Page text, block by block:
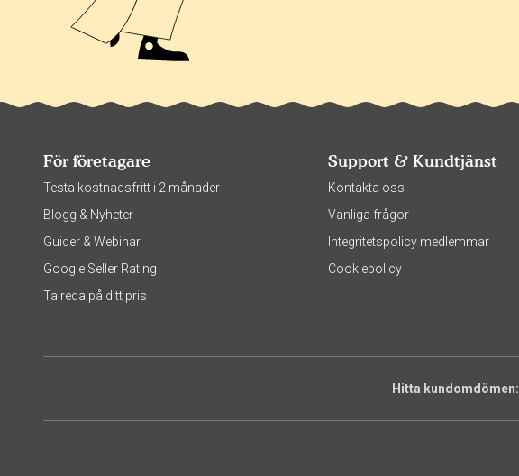
För företagare
Testa kostnadsfritt i 2 månader
Blogg & Nyheter
Guider & Webinar
Google Seller Rating
Ta reda på ditt pris
Support & Kundtjänst
Kontakta oss
Vanliga frågor
Integritetspolicy medlemmar
Cookiepolicy
Hitta kundomdömen: